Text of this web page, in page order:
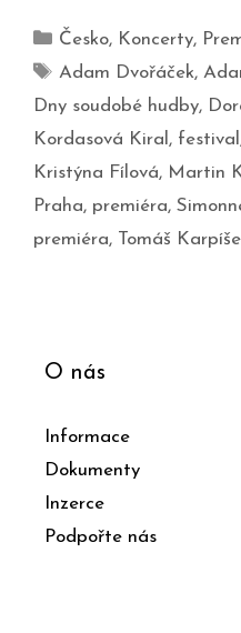
Česko, Koncerty,
Adam Dvořáček,
Dny soudobé hudby,
Kordasová Kiral , festival
Kristýna Fílová, Martin
Praha, premiéra,
premiéra, Tomáš
O nás
Informace
Dokumenty
Inzerce
Podpořte nás